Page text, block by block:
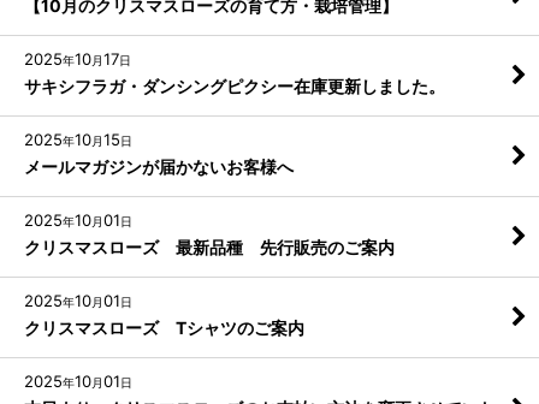
【10月のクリスマスローズの育て方・栽培管理】
2025年10月17日
サキシフラガ・ダンシングピクシー在庫更新しました。
2025年10月15日
メールマガジンが届かないお客様へ
2025年10月01日
クリスマスローズ 最新品種 先行販売のご案内
2025年10月01日
クリスマスローズ Tシャツのご案内
2025年10月01日